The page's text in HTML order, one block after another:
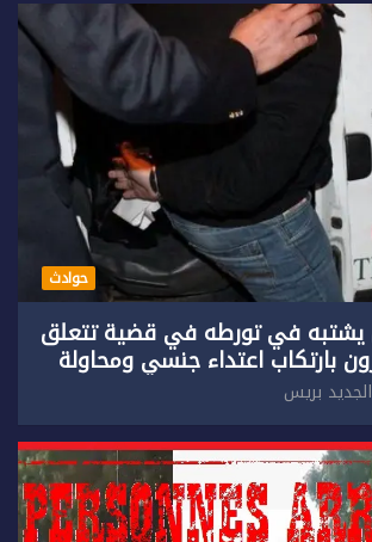
حوادث
في تورطه في قضية تتعلق
بارتكاب اعتداء جنسي ومحاولة
الجديد بريس